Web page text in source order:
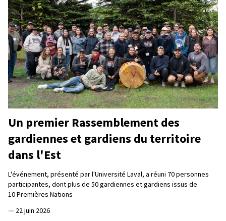
Un premier Rassemblement des
gardiennes et gardiens du territoire
dans l'Est
L'événement, présenté par l'Université Laval, a réuni 70 personnes
participantes, dont plus de 50 gardiennes et gardiens issus de
10 Premières Nations
— 22 juin 2026